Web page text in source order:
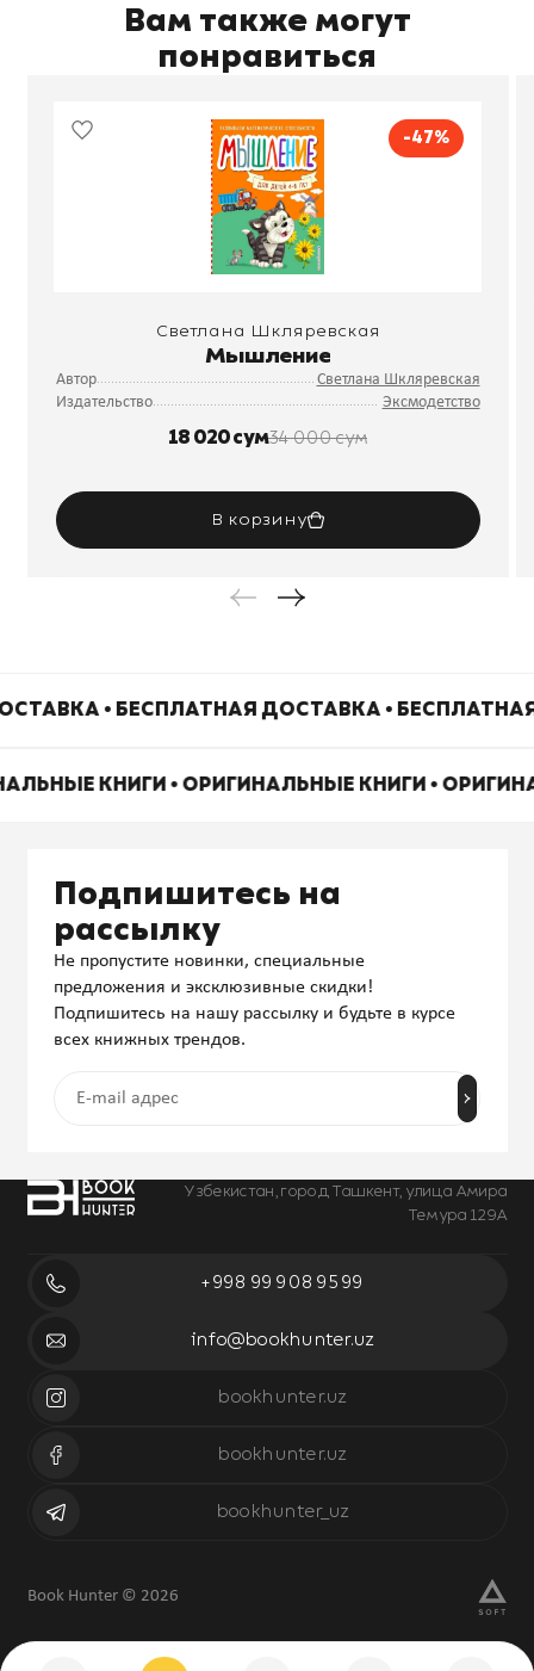
Вам также могут
понравиться
-47%
Светлана Шкляревская
Мышление
Автор
Светлана Шкляревская
Издательство
Эксмодетство
18 020 сум34 000 сум
В корзину
• БЕСПЛАТНАЯ ДОСТАВКА •
КНИГИ • ОРИГИНАЛЬНЫЕ КНИГИ •
Узбекистан, город Ташкент, улица Амира
Темура 129А
+998 99 908 95 99
info@bookhunter.uz
bookhunter.uz
bookhunter.uz
bookhunter_uz
Подпишитесь на
рассылку
Не пропустите новинки, специальные
предложения и эксклюзивные скидки!
Подпишитесь на нашу рассылку и будьте в курсе
всех книжных трендов.
Book Hunter © 2026